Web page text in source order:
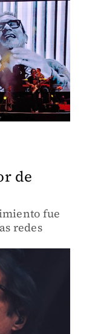
de
fue
redes